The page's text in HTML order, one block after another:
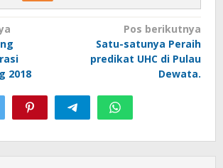
2018
Pos berikutnya
Satu-satunya Peraih
predikat UHC di Pulau
Dewata.